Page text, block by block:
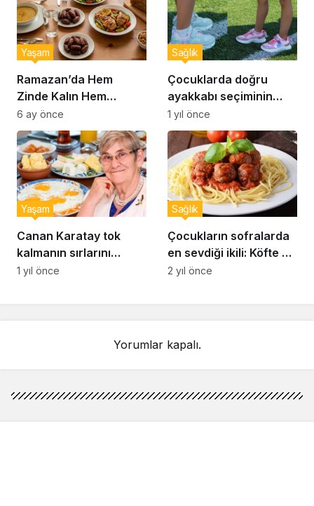
Ramazan’da Hem
Zinde Kalın Hem
Susamayın: İftar ve
Sahur İçin Altın Kurallar
Yaşam
6 ay önce
Çocuklarda doğru
ayakkabı seçiminin
önemi… Uzmanlar
uyardı: Doğru ayakkabı
seçimi nasıl yapılır?
Sağlık
1 yıl önce
Canan Karatay tok
kalmanın sırlarını
açıkladı: Sahurda
Yaşam
1 yıl önce
Çocukların sofralarda
en sevdiği ikili: Köfte ve
makarna
Sağlık
2 yıl önce
Yorumlar kapalı.